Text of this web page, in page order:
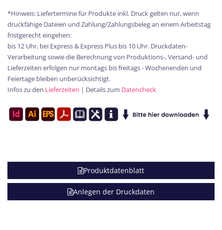
*Hinweis: Liefertermine für Produkte inkl. Druck gelten nur, wenn
druckfähige Dateien und Zahlung/Zahlungsbeleg an einem Arbeitstag
fristgerecht eingehen:
bis 12 Uhr, bei Express & Express Plus bis 10 Uhr. Druckdaten-
Verarbeitung sowie die Berechnung von Produktions-, Versand- und
Lieferzeiten erfolgen nur montags bis freitags - Wochenenden und
Feiertage bleiben unberücksichtigt.
Infos zu den Lieferzeiten | Details zum Datencheck
Produktdatenblatt
Anlegen der Druckdaten